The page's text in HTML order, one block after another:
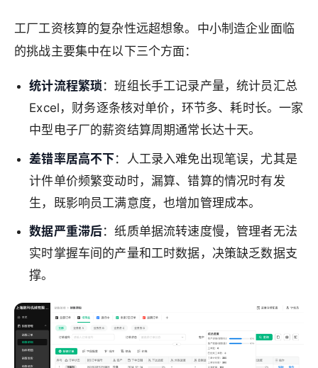
工厂工资核算的复杂性远超想象。中小制造企业面临
的挑战主要集中在以下三个方面：
统计流程繁琐 ：班组长手工记录产量，统计员汇总
Excel，财务逐条核对单价，环节多、耗时长。一家
中型电子厂的薪资结算周期通常长达十天。
差错率居高不下：人工录入难免出现笔误，尤其是
计件单价频繁变动时，漏算、错算的情况时有发
生，既影响员工满意度，也增加管理成本。
数据严重滞后：纸质单据流转速度慢，管理者无法
实时掌握车间的产量和工时数据，决策缺乏数据支
撑。